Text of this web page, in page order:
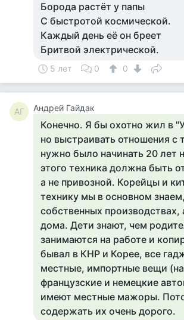
Борода растёт у папы
С быстротой космической.
Каждый день её он бреет
Бритвой электрической.
5 лет 0 0
АГ Андрей Гайдак
Конечно. Я бы охотно жил в
но выстраивать отношения с
нужно было начинать 20 лет
этого техника должна быть
а не привозной. Корейцы и
технику мы в основном
собственных производствах,
дома. Дети знают, чем
занимаются на работе и
бывал в КНР и Корее, все
местные, импортные вещи
французские и немецкие
имеют местные мажоры.
содержать их очень дорого.